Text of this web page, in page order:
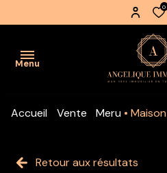
0
Menu
nos
Accueil Vente Meru Maison
Retour aux résultats